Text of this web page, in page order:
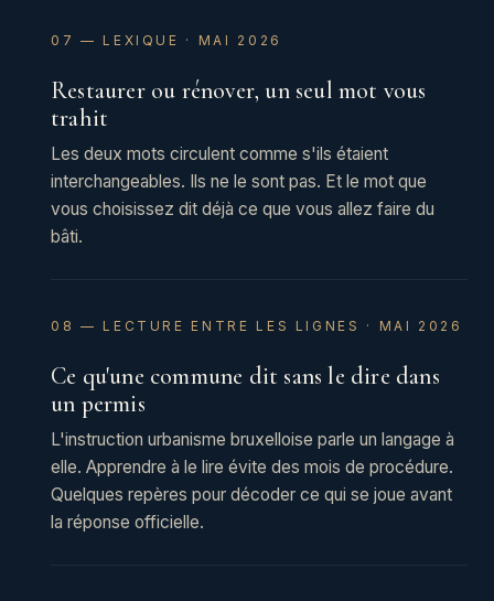
07 — LEXIQUE · MAI 2026
Restaurer ou rénover, un seul mot vous
trahit
Les deux mots circulent comme s'ils étaient
interchangeables. Ils ne le sont pas. Et le mot que
vous choisissez dit déjà ce que vous allez faire du
bâti.
08 — LECTURE ENTRE LES LIGNES · MAI 2026
Ce qu'une commune dit sans le dire dans
un permis
L'instruction urbanisme bruxelloise parle un langage à
elle. Apprendre à le lire évite des mois de procédure.
Quelques repères pour décoder ce qui se joue avant
la réponse officielle.